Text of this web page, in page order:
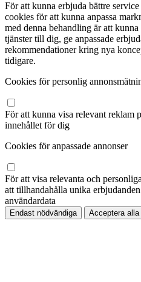
För att kunna erbjuda bättre
cookies för att kunna anpassa
med denna behandling är att
tjänster till dig, ge anpassade
rekommendationer kring nya
tidigare.
Cookies för personlig
För att kunna visa relevant reklam
innehållet för dig
Cookies för anpassade annonser
För att visa relevanta och
att tillhandahålla unika
användardata
Endast nödvändiga Acceptera alla